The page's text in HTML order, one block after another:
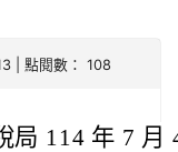
| 點閱數： 108
局 114 年 7 月